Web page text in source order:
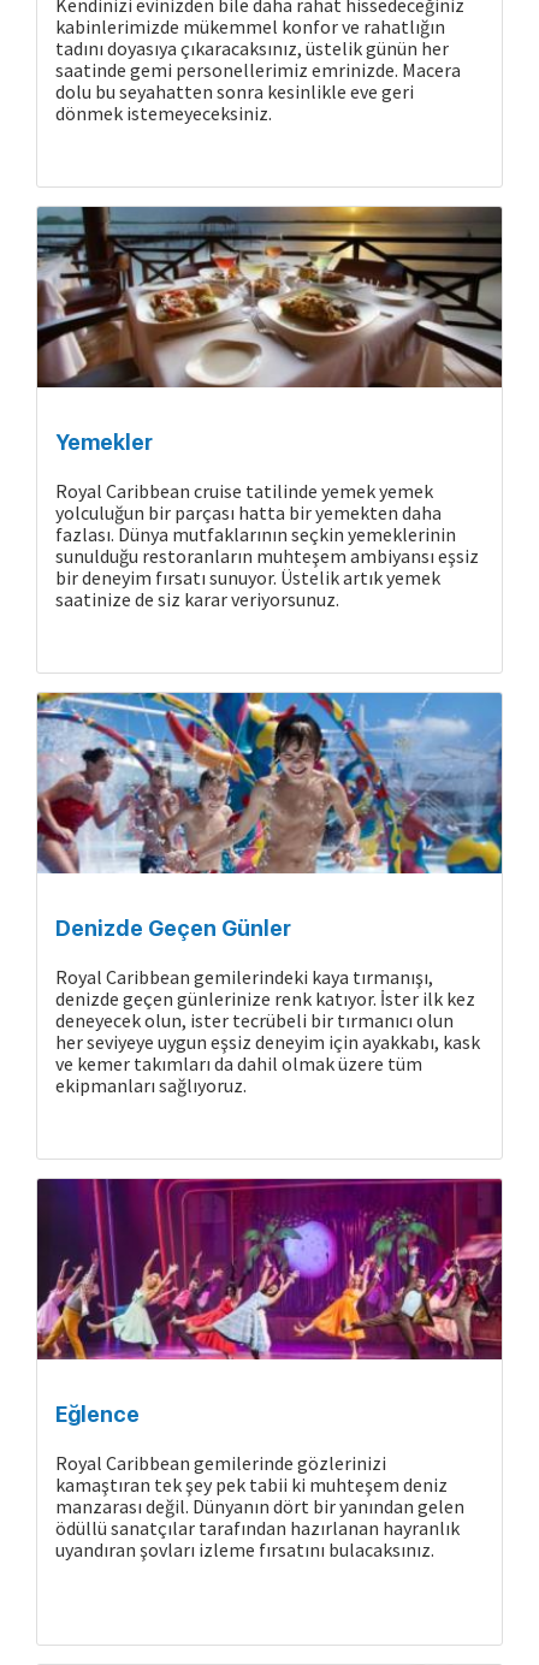
Cruise Hakkında
Kendinizi evinizden bile daha rahat hissedeceğiniz
kabinlerimizde mükemmel konfor ve rahatlığın
tadını doyasıya çıkaracaksınız, üstelik günün her
saatinde gemi personellerimiz emrinizde. Macera
dolu bu seyahatten sonra kesinlikle eve geri
dönmek istemeyeceksiniz.
Yemekler
Royal Caribbean cruise tatilinde yemek yemek
yolculuğun bir parçası hatta bir yemekten daha
fazlası. Dünya mutfaklarının seçkin yemeklerinin
sunulduğu restoranların muhteşem ambiyansı eşsiz
bir deneyim fırsatı sunuyor. Üstelik artık yemek
saatinize de siz karar veriyorsunuz.
Denizde Geçen Günler
Royal Caribbean gemilerindeki kaya tırmanışı,
denizde geçen günlerinize renk katıyor. İster ilk kez
deneyecek olun, ister tecrübeli bir tırmanıcı olun
her seviyeye uygun eşsiz deneyim için ayakkabı, kask
ve kemer takımları da dahil olmak üzere tüm
ekipmanları sağlıyoruz.
Eğlence
Royal Caribbean gemilerinde gözlerinizi
kamaştıran tek şey pek tabii ki muhteşem deniz
manzarası değil. Dünyanın dört bir yanından gelen
ödüllü sanatçılar tarafından hazırlanan hayranlık
uyandıran şovları izleme fırsatını bulacaksınız.